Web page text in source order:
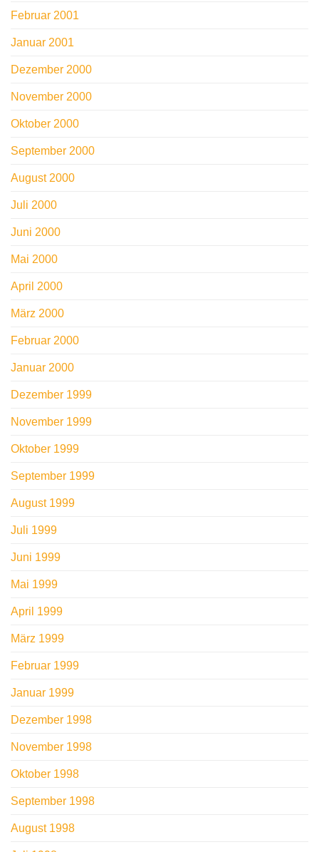
Februar 2001
Januar 2001
Dezember 2000
November 2000
Oktober 2000
September 2000
August 2000
Juli 2000
Juni 2000
Mai 2000
April 2000
März 2000
Februar 2000
Januar 2000
Dezember 1999
November 1999
Oktober 1999
September 1999
August 1999
Juli 1999
Juni 1999
Mai 1999
April 1999
März 1999
Februar 1999
Januar 1999
Dezember 1998
November 1998
Oktober 1998
September 1998
August 1998